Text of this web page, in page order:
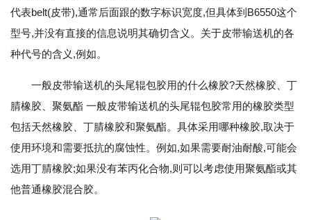
代表belt(皮带),通常后面跟的数字标识宽度,但具体到B6550这个
型号,并没有直接的信息说明其确切含义。关于皮带输送机的各
种代号的含义,例如。
一般皮带输送机的头尾辊包胶用的什么橡胶?天然橡胶、丁
腈橡胶、聚氨酯 一般皮带输送机的头尾辊包胶常用的橡胶类型
包括天然橡胶、丁腈橡胶和聚氨酯。具体采用哪种橡胶,取决于
使用环境和需要抵抗的腐蚀性。例如,如果需要耐油耐酸,可能会
选用丁腈橡胶;如果没有苯丙化合物,则可以考虑使用聚氨酯或其
他普通橡胶混合胶。